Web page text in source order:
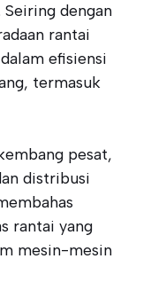
dengan
rantai
efisiensi
termasuk
pesat,
distribusi
rantai yang
mesin-mesin